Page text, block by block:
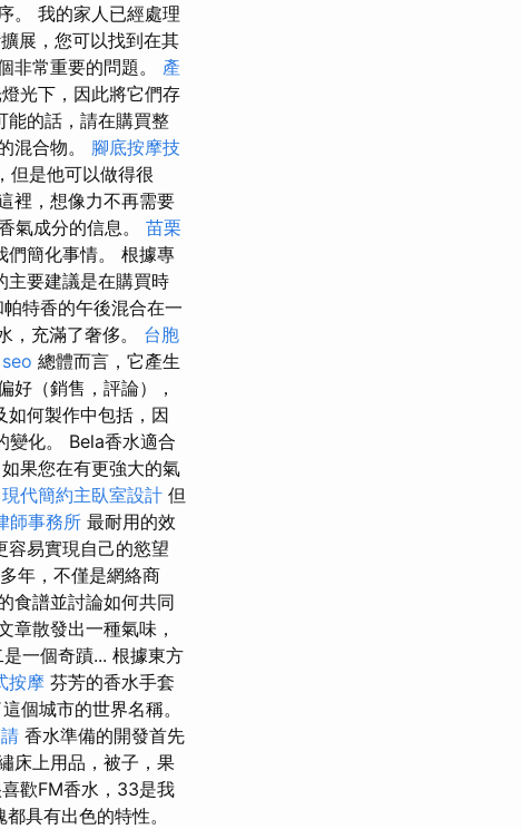
。 我的家人已經處理
展，您可以找到在其
非常重要的問題。 產
光下，因此將它們存
能的話，請在購買整
混合物。 腳底按摩技
但是他可以做得很
裡，想像力不再需要
氣成分的信息。 苗栗
們簡化事情。 根據專
主要建議是在購買時
特香的午後混合在一
，充滿了奢侈。 台胞
總體而言，它產生
好（銷售，評論），
如何製作中包括，因
變化。 Bela香水適合
如果您在有更強大的氣
現代簡約主臥室設計 但
師事務所 最耐用的效
容易實現自己的慾望
年，不僅是網絡商
食譜並討論如何共同
章散發出一種氣味，
一個奇蹟... 根據東方
按摩 芬芳的香水手套
個城市的世界名稱。
香水準備的開發首先
床上用品，被子，果
歡FM香水，33是我
具有出色的特性。